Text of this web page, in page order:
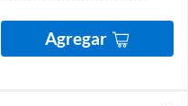
Agregar